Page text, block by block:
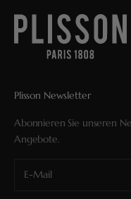
Plisson Newsletter
Abonnieren Sie unseren
Angebote.